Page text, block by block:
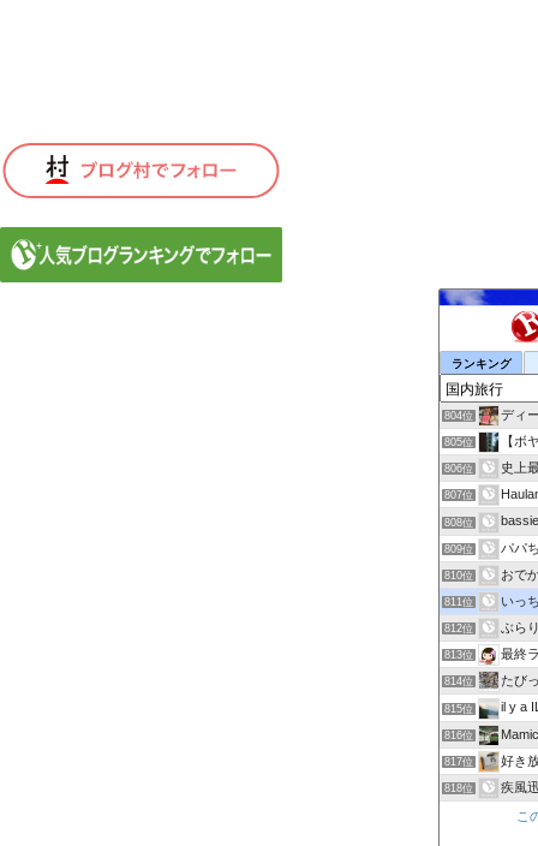
ランキング
804位 ディ
805位 【ボ
806位 史上最
807位
808位
809位 パパ
810位 おで
811位 いっ
812位 ぶら
813位 最終
814位 たび
815位 il y a
816位
817位 好き
818位 疾風
こ